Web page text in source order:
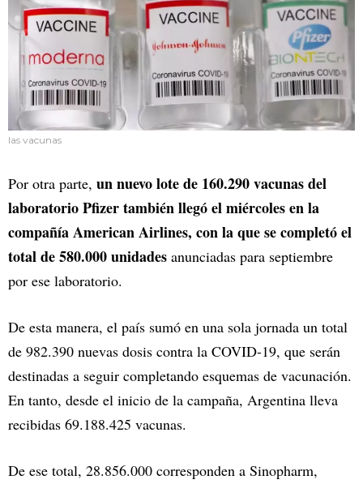
las vacunas
Por otra parte, un nuevo lote de 160.290 vacunas del
laboratorio Pfizer también llegó el miércoles en la
compañía American Airlines, con la que se completó el
total de 580.000 unidades anunciadas para septiembre
por ese laboratorio.
De esta manera, el país sumó en una sola jornada un total
de 982.390 nuevas dosis contra la COVID-19, que serán
destinadas a seguir completando esquemas de vacunación.
En tanto, desde el inicio de la campaña, Argentina lleva
recibidas 69.188.425 vacunas.
De ese total, 28.856.000 corresponden a Sinopharm,